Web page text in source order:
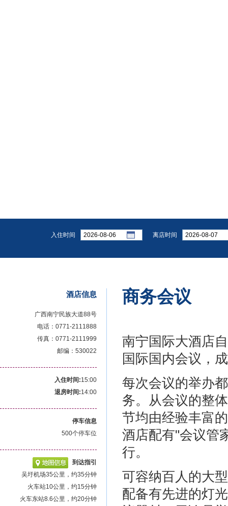
入住时间 离店时间
酒店信息
广西南宁民族大道88号
电话：0771-2111888
传真：0771-2111999
邮编：530022
入住时间:15:00
退房时间:14:00
停车信息
500个停车位
到达指引
吴圩机场35公里，约35分钟
火车站10公里，约15分钟
火车东站8.6公里，约20分钟
商务会议
南宁国际大酒店
国际国内会议，
每次会议的举办
务。从会议的整
节均由经验丰富
酒店配有"会议管
行。
可容纳百人的大
配备有先进的灯